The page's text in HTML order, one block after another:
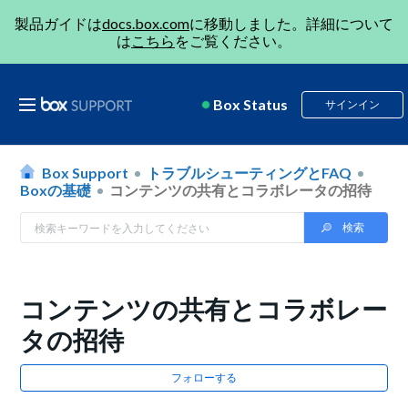
製品ガイドはdocs.box.comに移動しました。詳細について
はこちら をご覧ください。
Box Status サインイン
Box Support
トラブルシューティングとFAQ
Boxの基礎
コンテンツの共有とコラボレータの招待
コンテンツの共有とコラボレー
タの招待
フォローする